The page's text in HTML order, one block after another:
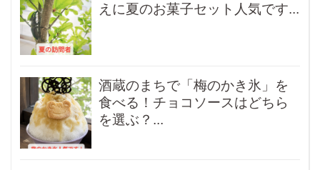
えに夏のお菓子セット人気です...
酒蔵のまちで「梅のかき氷」を
食べる！チョコソースはどちら
を選ぶ？...